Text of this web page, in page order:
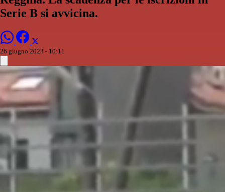
Serie B si avvicina.
26 giugno 2023 - 10:11